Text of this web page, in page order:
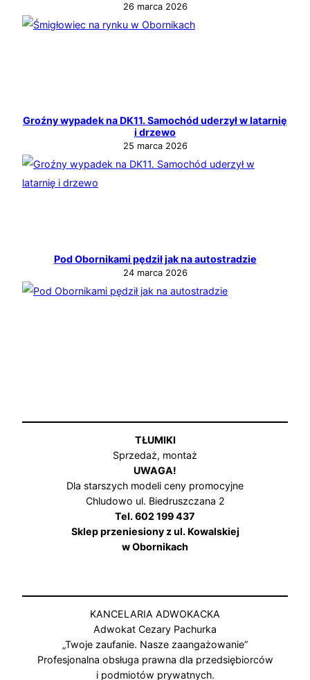
26 marca 2026
Groźny wypadek na DK11. Samochód uderzył w latarnię
i drzewo
25 marca 2026
Pod Obornikami pędził jak na autostradzie
24 marca 2026
TŁUMIKI
Sprzedaż, montaż
UWAGA!
Dla starszych modeli ceny promocyjne
Chludowo ul. Biedruszczana 2
Tel. 602 199 437
Sklep przeniesiony z ul. Kowalskiej
w Obornikach
KANCELARIA ADWOKACKA
Adwokat Cezary Pachurka
„Twoje zaufanie. Nasze zaangażowanie”
Profesjonalna obsługa prawna dla przedsiębiorców
i podmiotów prywatnych.